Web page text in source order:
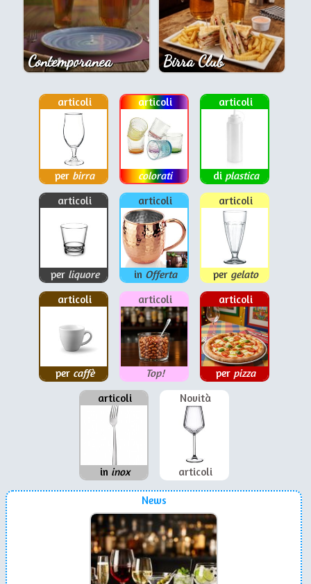
Contemporanea Birra Club
articoli
per birra
articoli
colorati
articoli
di plastica
articoli
per liquore
articoli
in Offerta
articoli
per gelato
articoli
per caffè
articoli
Top!
articoli
per pizza
articoli
in inox
Novità
articoli
News